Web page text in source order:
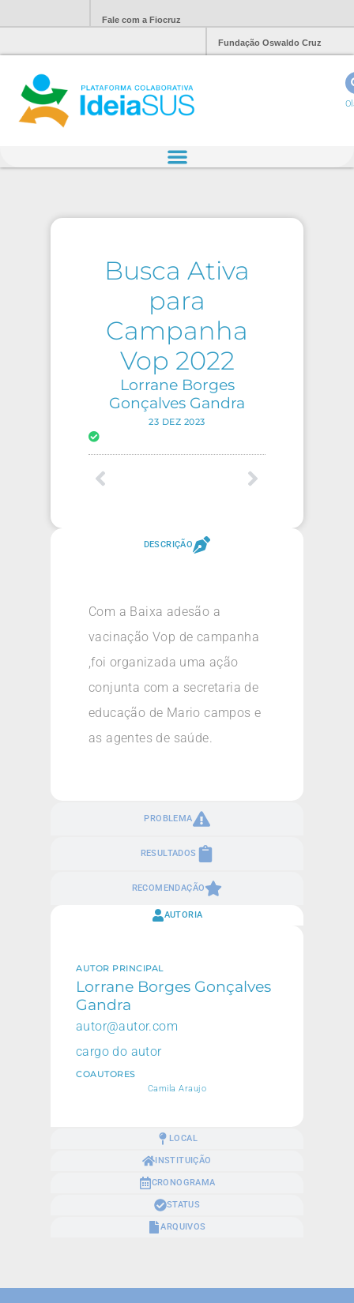
Fale com a Fiocruz
Fundação Oswaldo Cruz
Busca Ativa
para
Campanha
Vop 2022
Lorrane Borges
Gonçalves Gandra
23 DEZ 2023
DESCRIÇÃO
PROBLEMA
RESULTADOS
RECOMENDAÇÃO
Com a Baixa adesão a
vacinação Vop de campanha
,foi organizada uma ação
conjunta com a secretaria de
educação de Mario campos e
as agentes de saúde.
AUTORIA
LOCAL
INSTITUIÇÃO
CRONOGRAMA
STATUS
ARQUIVOS
AUTOR PRINCIPAL
Lorrane Borges Gonçalves
Gandra
autor@autor.com
cargo do autor
COAUTORES
Camila Araujo